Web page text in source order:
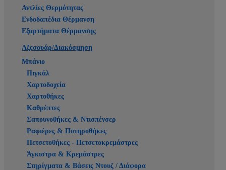
Αντλίες Θερμότητας
Ενδοδαπέδια Θέρμανση
Εξαρτήματα Θέρμανσης
Αξεσουάρ/Διακόσμηση
Μπάνιο
Πιγκάλ
Χαρτοδοχεία
Χαρτοθήκες
Καθρέπτες
Σαπουνοθήκες & Ντισπένσερ
Ραφιέρες & Ποτηροθήκες
Πετσετοθήκες - Πετσετοκρεμάστρες
Άγκιστρα & Κρεμάστρες
Στηρίγματα & Βάσεις Ντουζ / Διάφορα